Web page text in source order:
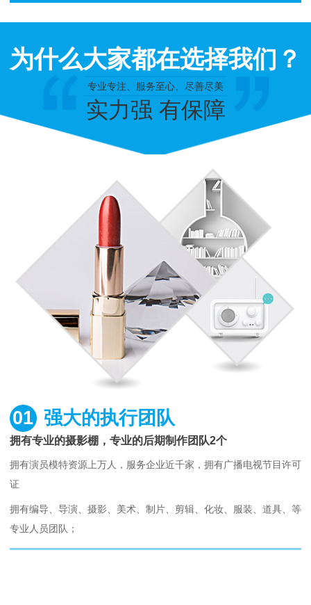
为什么大家都在选择我们？
专业专注、服务至心、尽善尽美
实力强 有保障
01 强大的执行团队
拥有专业的摄影棚，专业的后期制作团队2个
拥有演员模特资源上万人，服务企业近千家，拥有广播电视节目许可
证
拥有编导、导演、摄影、美术、制片、剪辑、化妆、服装、道具、等
专业人员团队；